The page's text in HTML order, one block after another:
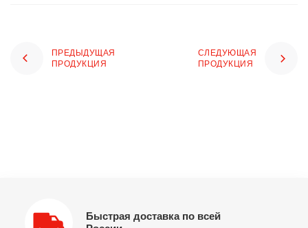
ПРЕДЫДУЩАЯ
ПРОДУКЦИЯ
СЛЕДУЮЩАЯ
ПРОДУКЦИЯ
Быстрая доставка по всей